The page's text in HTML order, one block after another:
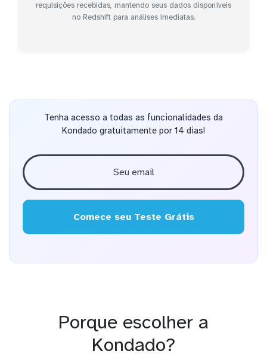
requisições recebidas, mantendo seus dados disponíveis
no Redshift para análises imediatas.
Tenha acesso a todas as funcionalidades da
Kondado gratuitamente por 14 dias!
Comece seu Teste Grátis
Porque escolher a
Kondado?